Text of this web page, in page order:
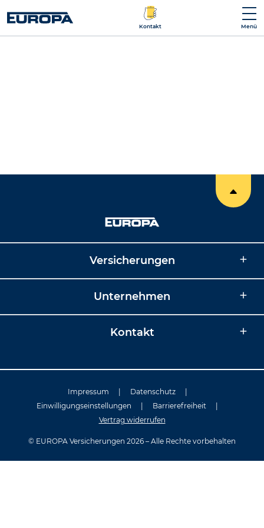
Kontakt Menü
Versicherungen
Unternehmen
Kontakt
Impressum Datenschutz
Einwilligungseinstellungen
Barrierefreiheit
Vertrag widerrufen
© EUROPA Versicherungen 2026 – Alle Rechte vorbehalten